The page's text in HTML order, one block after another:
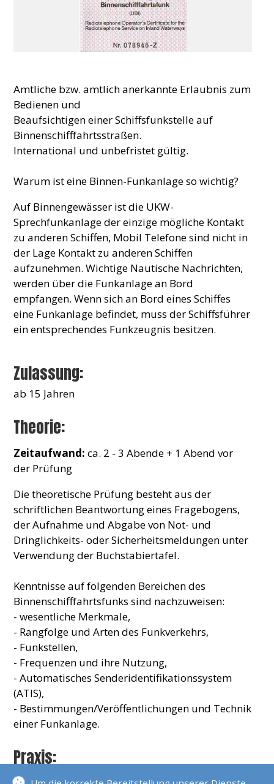
Amtliche bzw. amtlich anerkannte Erlaubnis zum
Bedienen und
Beaufsichtigen einer Schiffsfunkstelle auf
Binnenschifffahrtsstraßen.
International und unbefristet gültig.
Warum ist eine Binnen-Funkanlage so wichtig?
Auf Binnengewässer ist die UKW-
Sprechfunkanlage der einzige mögliche Kontakt
zu anderen Schiffen, Mobil Telefone sind nicht in
der Lage Kontakt zu anderen Schiffen
aufzunehmen. Wichtige Nautische Nachrichten,
werden über die Funkanlage an Bord
empfangen. Wenn sich an Bord eines Schiffes
eine Funkanlage befindet, muss der Schiffsführer
ein entsprechendes Funkzeugnis besitzen.
Zulassung:
ab 15 Jahren
Theorie:
Zeitaufwand: ca. 2 - 3 Abende + 1 Abend vor
der Prüfung
Die theoretische Prüfung besteht aus der
schriftlichen Beantwortung eines Fragebogens,
der Aufnahme und Abgabe von Not- und
Dringlichkeits- oder Sicherheitsmeldungen unter
Verwendung der Buchstabiertafel.
Kenntnisse auf folgenden Bereichen des
Binnenschifffahrtsfunks sind nachzuweisen:
- wesentliche Merkmale,
- Rangfolge und Arten des Funkverkehrs,
- Funkstellen,
- Frequenzen und ihre Nutzung,
- Automatisches Senderidentifikationssystem
(ATIS),
- Bestimmungen/Veröffentlichungen und Technik
einer Funkanlage.
Praxis:
In der praktischen Prüfung müssen Aufgaben